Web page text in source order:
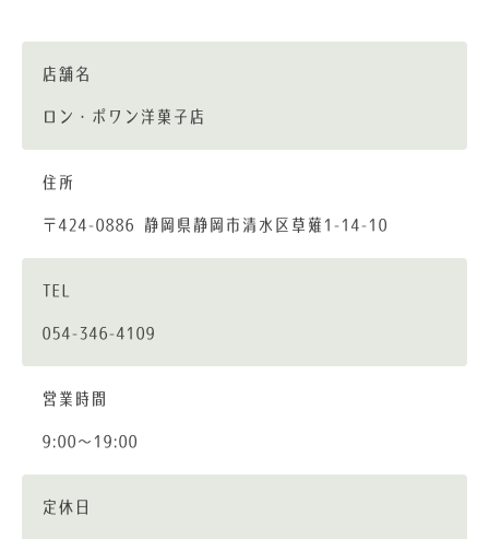
店舗名
ロン・ポワン洋菓子店
住所
〒424-0886 静岡県静岡市清水区草薙1-14-10
TEL
054-346-4109
営業時間
9:00～19:00
定休日